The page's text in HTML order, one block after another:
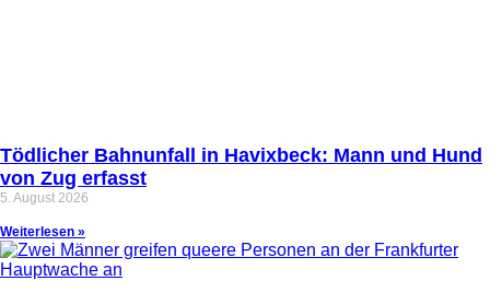
Tödlicher Bahnunfall in Havixbeck: Mann und Hund
von Zug erfasst
5. August 2026
Weiterlesen »